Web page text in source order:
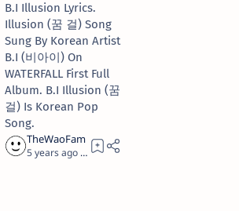
B.I Illusion Lyrics.
Illusion (꿈 걸) Song
Sung By Korean Artist
B.I (비아이) On
WATERFALL First Full
Album. B.I Illusion (꿈
걸) Is Korean Pop
Song.
5 years ago 4